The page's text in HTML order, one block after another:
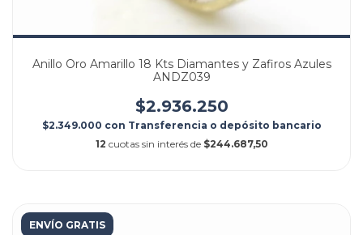
Anillo Oro Amarillo 18 Kts Diamantes y Zafiros Azules
ANDZ039
$2.936.250
$2.349.000 con Transferencia o depósito bancario
12 cuotas sin interés de $244.687,50
ENVÍO GRATIS